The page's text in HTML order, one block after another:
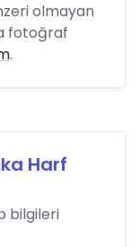
olmayan
fotoğraf
.
Harf
bilgileri